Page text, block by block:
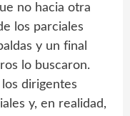
no hacia otra
los parciales
y un final
lo buscaron.
dirigentes
y, en realidad,